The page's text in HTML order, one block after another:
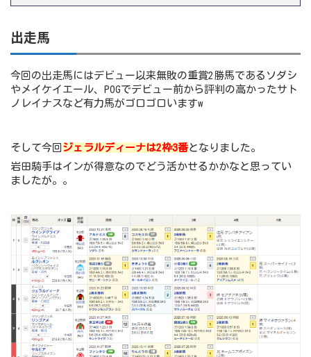
出走馬
今回の出走馬にはデビュー以来無敗の重賞2勝馬であるソダシ
やメイケイエール、POGでデビュー前から評判の高かったサト
ノレイナスなど有力馬がゴロゴロいますw
そして今回 ジェラルディーナは2枠3番となりました。
岩田騎手はインが得意なのでどう活かせるかかなと思ってい
ましたが。。